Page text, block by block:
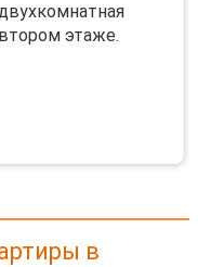
этаже.
в